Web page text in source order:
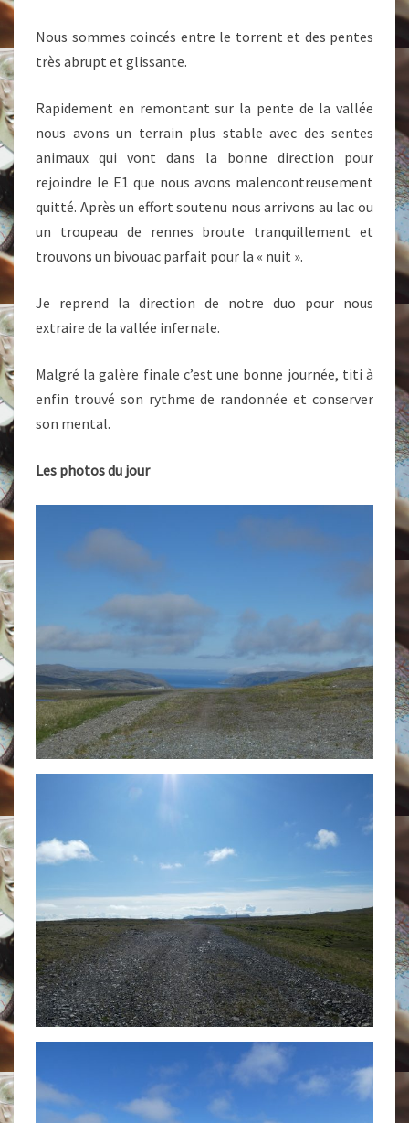
Nous sommes coincés entre le torrent et des pentes
très abrupt et glissante.
Rapidement en remontant sur la pente de la vallée
nous avons un terrain plus stable avec des sentes
animaux qui vont dans la bonne direction pour
rejoindre le E1 que nous avons malencontreusement
quitté. Après un effort soutenu nous arrivons au lac ou
un troupeau de rennes broute tranquillement et
trouvons un bivouac parfait pour la « nuit ».
Je reprend la direction de notre duo pour nous
extraire de la vallée infernale.
Malgré la galère finale c’est une bonne journée, titi à
enfin trouvé son rythme de randonnée et conserver
son mental.
Les photos du jour